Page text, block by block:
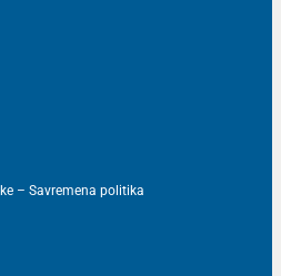
– Savremena politika